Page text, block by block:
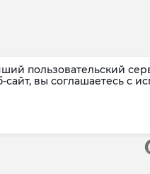
пользовательский
вы соглашаетесь c